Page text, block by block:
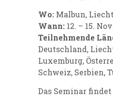
Wo: Malbun,
Wann: 12. – 15.
Teilnehmende
Deutschland,
Luxemburg,
Schweiz, Serbien,
Das Seminar